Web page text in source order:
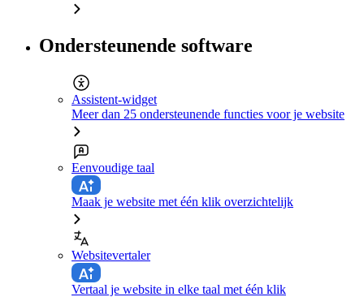
Ondersteunende software
Assistent-widget
Meer dan 25 ondersteunende functies voor je website
Eenvoudige taal
Maak je website met één klik overzichtelijk
Websitevertaler
Vertaal je website in elke taal met één klik